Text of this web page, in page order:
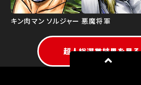
キン肉マン ソルジャー 悪魔将軍
超人総選挙結果を見る